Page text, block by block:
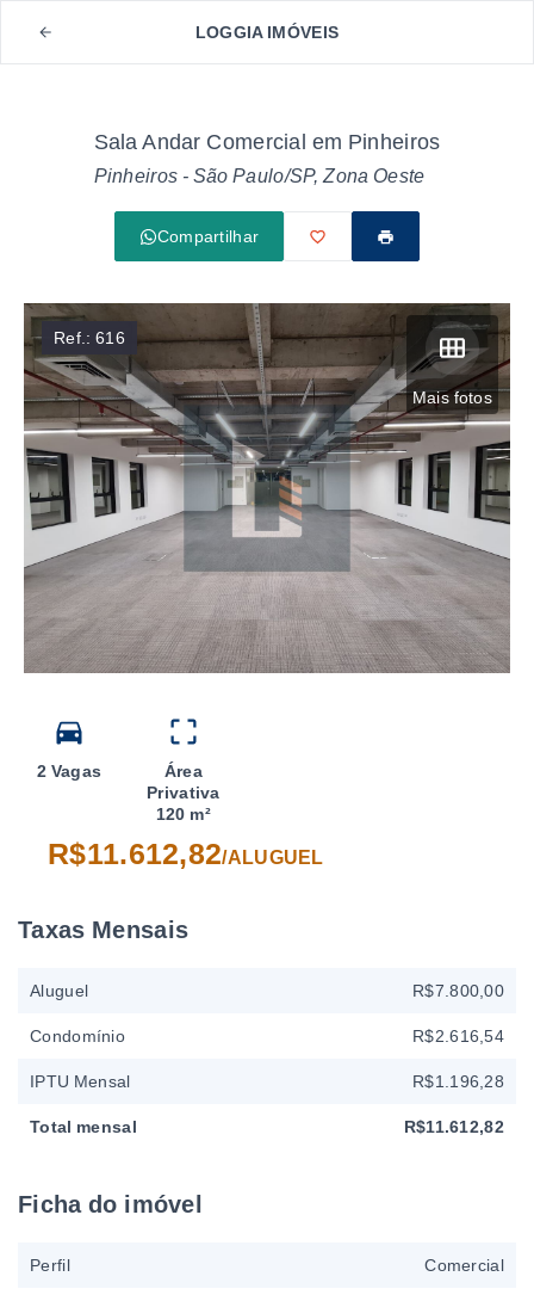
LOGGIA IMÓVEIS
Sala Andar Comercial em Pinheiros
Pinheiros - São Paulo/SP, Zona Oeste
Compartilhar
Mais fotos
Ref.:616
2 Vagas
Área
Privativa
120 m²
R$11.612,82/ALUGUEL
Taxas Mensais
Aluguel R$7.800,00
Condomínio R$2.616,54
IPTU Mensal R$1.196,28
Total mensal R$11.612,82
Ficha do imóvel
Perfil Comercial